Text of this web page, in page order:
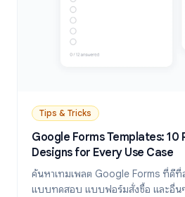
Tips & Tricks
Google Forms Templates: 10
Designs for Every Use Case
ค้นหาเทมเพลต Google Forms ที่ดี
แบบทดสอบ แบบฟอร์มสั่งซื้อ และอื่น